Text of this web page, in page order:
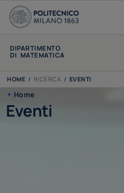
DIPARTIMENTO
DI MATEMATICA
HOME / RICERCA / EVENTI
Home
Eventi